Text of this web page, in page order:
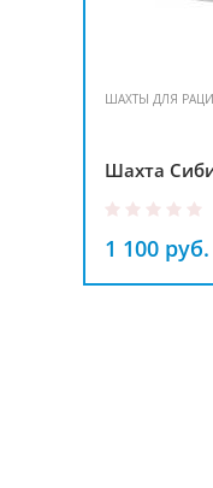
ШАХТЫ ДЛЯ
Шахта
1 100 руб.